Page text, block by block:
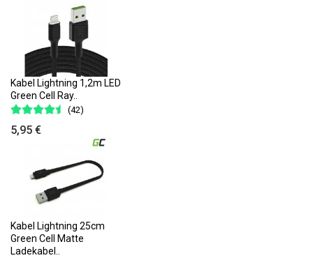
Kabel Lightning 1,2m LED
Green Cell Ray..
(42)
5,95 €
Kabel Lightning 25cm
Green Cell Matte
Ladekabel..